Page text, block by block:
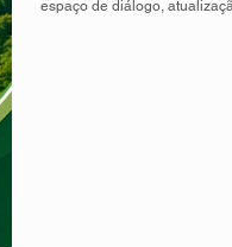
espaço de diálogo,